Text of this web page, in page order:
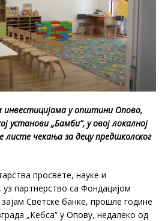
инвестицијама у општини Опово,
установи „Бамби“, у овој локалној
чекања за децу предшколског
просвете, науке и
уз партнерство са Фондацијом
Светске банке, прошле године
„Кебса“ у Опову, недалеко од